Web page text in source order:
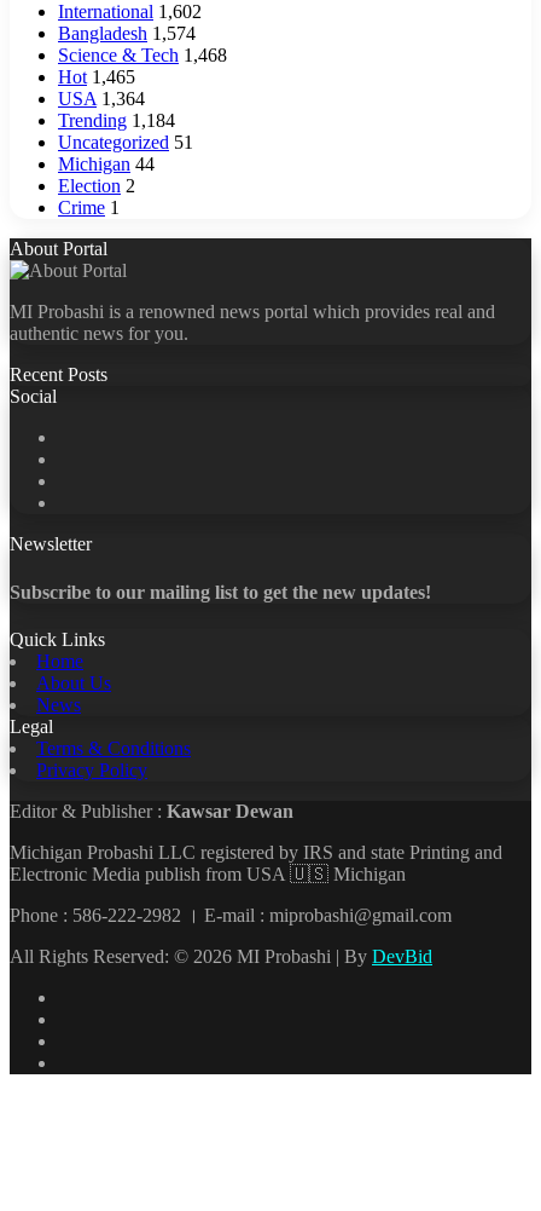
International 1,602
Bangladesh 1,574
Science & Tech 1,468
Hot 1,465
USA 1,364
Trending 1,184
Uncategorized 51
Michigan 44
Election 2
Crime 1
About Portal
MI Probashi is a renowned news portal which provides real and
authentic news for you.
Recent Posts
Social
Newsletter
Subscribe to our mailing list to get the new updates!
Quick Links
Home
About Us
News
Legal
Terms & Conditions
Privacy Policy
Editor & Publisher : Kawsar Dewan
Michigan Probashi LLC registered by IRS and state Printing and
Electronic Media publish from USA 🇺🇸 Michigan
Phone : 586-222-2982 । E-mail : miprobashi@gmail.com
All Rights Reserved: © 2026 MI Probashi | By DevBid